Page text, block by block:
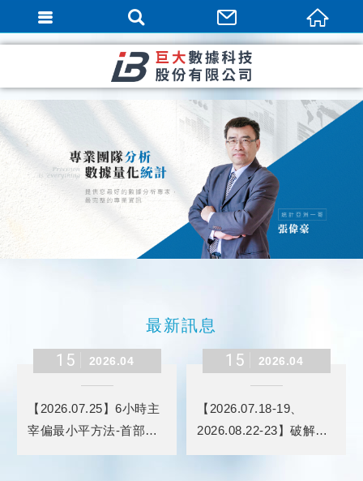
最新訊息
15 2026.04
【2026.07.25】6小時主
宰偏最小平方法-首部曲
(暑假班)
15 2026.04
【2026.07.18-19、
2026.08.22-23】破解
SSCI論文的建構邏輯理
繁體中文